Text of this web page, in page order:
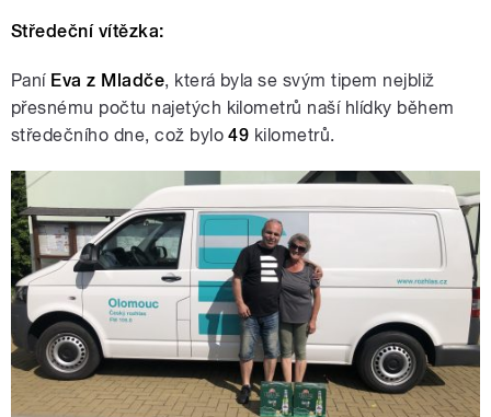
Středeční vítězka:
PaníEva z Mladče, která byla se svým tipem nejbliž
přesnému počtu najetých kilometrů naší hlídky během
středečního dne, což bylo49 kilometrů.